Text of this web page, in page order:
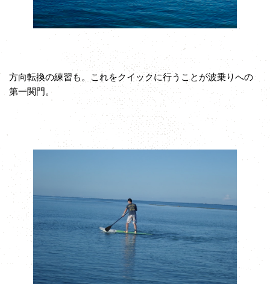
方向転換の練習も。これをクイックに行うことが波乗りへの
第一関門。